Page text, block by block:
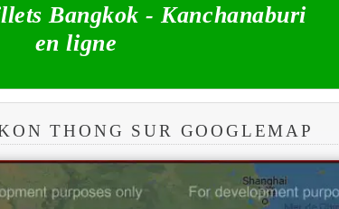
Bangkok - Kanchanaburi
en ligne
THONG SUR GOOGLEMAP